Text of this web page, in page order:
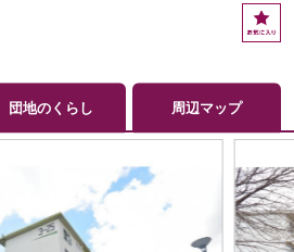
お
気
団地のくらし 周辺マップ